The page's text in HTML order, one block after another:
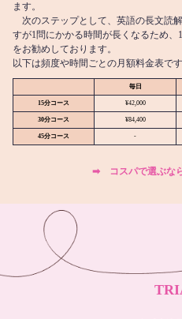
ます。
次のステップとして、英語の長文読
すが1問にかかる時間が長くなるため、
をお勧めしております。
以下は頻度や時間ごとの月額料金表です
毎日
15分コース ¥42,000
30分コース ¥84,400
45分コース -
➡︎ コスパで選ぶな